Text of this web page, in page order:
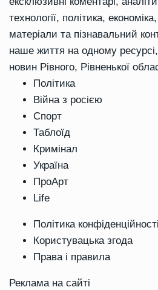
технології, політика,
матеріали та пізнавальний
наше життя на одному
новин Рівного, Рівненької
Політика
Війна з росією
Спорт
Таблоїд
Кримінал
Україна
ПроАрт
Life
Політика конфіденційності
Користувацька згода
Права і правила
Реклама на сайті